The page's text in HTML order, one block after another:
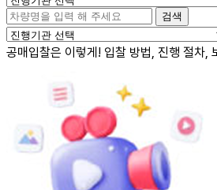
검색
공매입찰은 이렇게! 입찰 방법, 진행 절차,